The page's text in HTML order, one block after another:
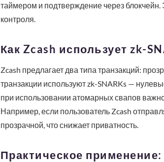
таймером и подтверждение через
контроля.
Как Zcash использует zk-
Zcash предлагает два типа транзакций:
транзакции используют zk-SNARKs —
при использовании атомарных свапов
Например, если пользователь Zcash
прозрачной, что снижает приватность.
Практическое